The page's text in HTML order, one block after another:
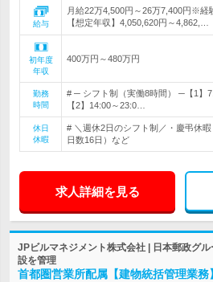
給与
月給22万4,500円～26万7,400円※経
【想定年収】4,050,620円～4,862,…
初年度
年収
400万円～480万円
勤務
時間
# ─ シフト制（実働8時間） ─【1】
【2】14:00～23:0…
休日
休暇
# ＼週休2日のシフト制／・慶弔休
日数16日）など
求人詳細を見る
JPビルマネジメント株式会社 | 日本郵政グ
設を管理
首都圏営業所配属【建物統括管理業